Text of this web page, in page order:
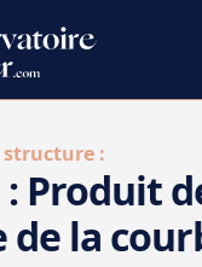
structure :
: Produit
de la